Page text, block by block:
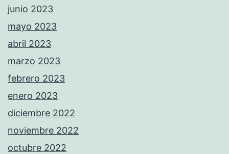
junio 2023
mayo 2023
abril 2023
marzo 2023
febrero 2023
enero 2023
diciembre 2022
noviembre 2022
octubre 2022